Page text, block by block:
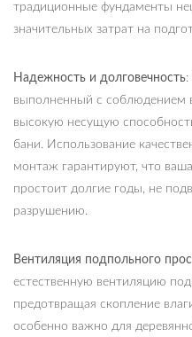
традиционные фундаменты
значительных затрат на
Надежность и долговечность:
выполненный с соблюдением
высокую несущую
бани. Использование
монтаж гарантируют, что
простоит долгие годы, не
разрушению.
Вентиляция подпольного
естественную вентиляцию
предотвращая скопление
особенно важно для